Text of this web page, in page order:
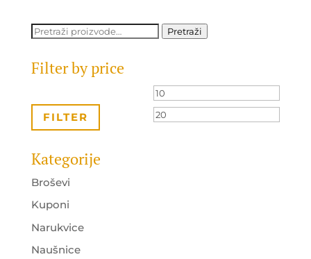
Pretraži: Pretraži
Filter by price
Minimalna
cijena
FILTER
Kategorije
Broševi
Kuponi
Narukvice
Naušnice